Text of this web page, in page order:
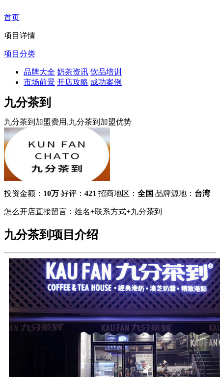
首页
项目详情
项目分类
品牌大全 奶茶资讯 饮品培训
市场前景 开店攻略 成功案例
九分茶到
九分茶到加盟费用,九分茶到加盟优势
投资金额： 10万 好评： 421 招商地区： 全国 品牌源地： 台湾
怎么开店直接留言：姓名+联系方式+九分茶到
九分茶到项目介绍